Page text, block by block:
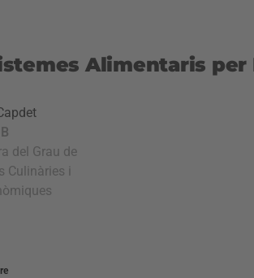
Alimentaris per
del Grau de
Culinàries i